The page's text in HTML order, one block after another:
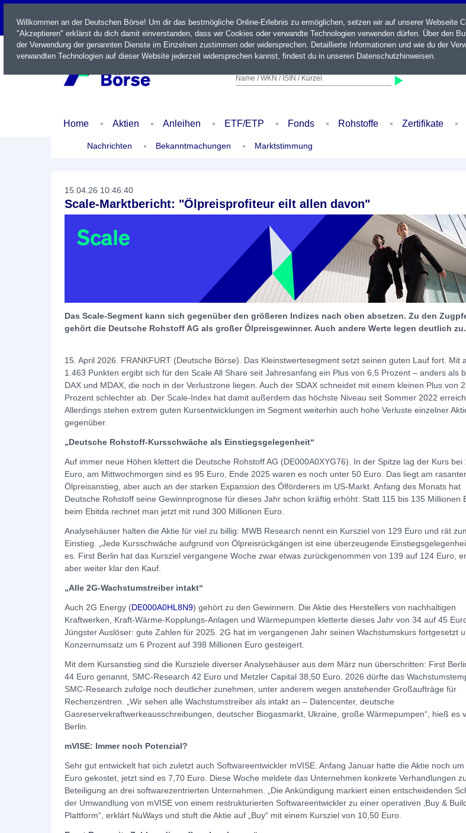
LIVE
Name / WKN / ISIN / Kürzel
Home Aktien Anleihen ETF/ETP Fonds Rohstoffe Zertifikate
Nachrichten Bekanntmachungen Marktstimmung
15.04.26 10:46:40
Scale-Marktbericht: "Ölpreisprofiteur eilt allen davon"
Das Scale-Segment kann sich gegenüber den größeren Indizes nach oben absetzen. Zu den
gehört die Deutsche Rohstoff AG als großer Ölpreisgewinner. Auch andere Werte legen deutlich zu.
15. April 2026. FRANKFURT (Deutsche Börse). Das Kleinstwertesegment setzt seinen guten Lauf fort. Mit
1.463 Punkten ergibt sich für den Scale All Share seit Jahresanfang ein Plus von 6,5 Prozent – anders als
DAX und MDAX, die noch in der Verlustzone liegen. Auch der SDAX schneidet mit einem kleinen Plus von 2
Prozent schlechter ab. Der Scale-Index hat damit außerdem das höchste Niveau seit Sommer 2022
Allerdings stehen extrem guten Kursentwicklungen im Segment weiterhin auch hohe Verluste einzelner
gegenüber.
„Deutsche Rohstoff-Kursschwäche als Einstiegsgelegenheit“
Auf immer neue Höhen klettert die Deutsche Rohstoff AG (DE000A0XYG76). In der Spitze lag der Kurs bei
Euro, am Mittwochmorgen sind es 95 Euro, Ende 2025 waren es noch unter 50 Euro. Das liegt am
Ölpreisanstieg, aber auch an der starken Expansion des Ölförderers im US-Markt. Anfang des Monats hat
Deutsche Rohstoff seine Gewinnprognose für dieses Jahr schon kräftig erhöht: Statt 115 bis 135 Millionen
beim Ebitda rechnet man jetzt mit rund 300 Millionen Euro.
Analysehäuser halten die Aktie für viel zu billig: MWB Research nennt ein Kursziel von 129 Euro und rät
Einstieg. „Jede Kursschwäche aufgrund von Ölpreisrückgängen ist eine überzeugende
es. First Berlin hat das Kursziel vergangene Woche zwar etwas zurückgenommen von 139 auf 124 Euro,
aber weiter klar den Kauf.
„Alle 2G-Wachstumstreiber intakt“
Auch 2G Energy (DE000A0HL8N9) gehört zu den Gewinnern. Die Aktie des Herstellers von nachhaltigen
Kraftwerken, Kraft-Wärme-Kopplungs-Anlagen und Wärmepumpen kletterte dieses Jahr von 34 auf 45
Jüngster Auslöser: gute Zahlen für 2025. 2G hat im vergangenen Jahr seinen Wachstumskurs fortgesetzt
Konzernumsatz um 6 Prozent auf 398 Millionen Euro gesteigert.
Mit dem Kursanstieg sind die Kursziele diverser Analysehäuser aus dem März nun überschritten: First
44 Euro genannt, SMC-Research 42 Euro und Metzler Capital 38,50 Euro. 2026 dürfte das
SMC-Research zufolge noch deutlicher zunehmen, unter anderem wegen anstehender Großaufträge für
Rechenzentren. „Wir sehen alle Wachstumstreiber als intakt an – Datencenter, deutsche
Gasreservekraftwerkeausschreibungen, deutscher Biogasmarkt, Ukraine, große Wärmepumpen“, hieß es
Berlin.
mVISE: Immer noch Potenzial?
Sehr gut entwickelt hat sich zuletzt auch Softwareentwickler mVISE. Anfang Januar hatte die Aktie noch
Euro gekostet, jetzt sind es 7,70 Euro. Diese Woche meldete das Unternehmen konkrete Verhandlungen
Beteiligung an drei softwarezentrierten Unternehmen. „Die Ankündigung markiert einen entscheidenden
der Umwandlung von mVISE von einem restrukturierten Softwareentwickler zu einer operativen ‚Buy &
Plattform“, erklärt NuWays und stuft die Aktie auf „Buy“ mit einem Kursziel von 10,50 Euro.
Willkommen an der Deutschen Börse! Um dir das bestmögliche Online-Erlebnis zu ermöglichen, setzen wir auf unserer Webseite
"Akzeptieren" erklärst du dich damit einverstanden, dass wir Cookies oder verwandte Technologien verwenden dürfen. Über den
der Verwendung der genannten Dienste im Einzelnen zustimmen oder widersprechen. Detaillierte Informationen und wie du der
verwandten Technologien auf dieser Website jederzeit widersprechen kannst, findest du in unseren Datenschutzhinweisen.